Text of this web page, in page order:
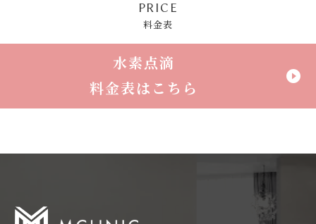
PRICE
料金表
水素点滴
料金表はこちら
play_circle_filled